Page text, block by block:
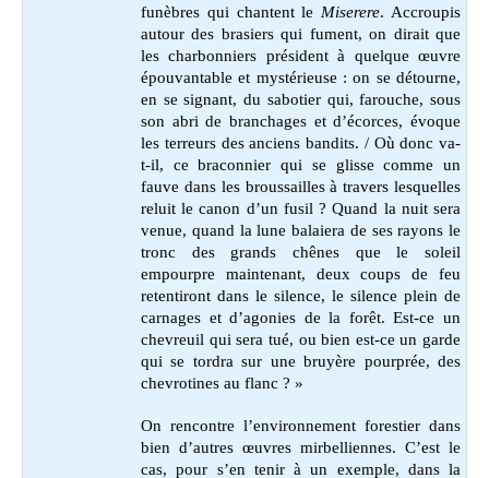
funèbres qui chantent le Miserere. Accroupis
autour des brasiers qui fument, on dirait que
les charbonniers président à quelque œuvre
épouvantable et mystérieuse : on se détourne,
en se signant, du sabotier qui, farouche, sous
son abri de branchages et d’écorces, évoque
les terreurs des anciens bandits. / Où donc va-
t-il, ce braconnier qui se glisse comme un
fauve dans les broussailles à travers lesquelles
reluit le canon d’un fusil ? Quand la nuit sera
venue, quand la lune balaiera de ses rayons le
tronc des grands chênes que le soleil
empourpre maintenant, deux coups de feu
retentiront dans le silence, le silence plein de
carnages et d’agonies de la forêt. Est-ce un
chevreuil qui sera tué, ou bien est-ce un garde
qui se tordra sur une bruyère pourprée, des
chevrotines au flanc ? »
On rencontre l’environnement forestier dans
bien d’autres œuvres mirbelliennes. C’est le
cas, pour s’en tenir à un exemple, dans la